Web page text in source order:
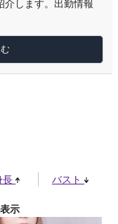
介します。出勤情報
長 バスト
示